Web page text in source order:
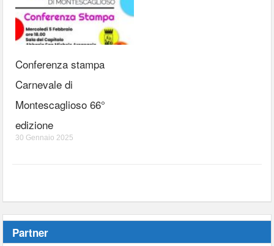
Conferenza stampa
Carnevale di
Montescaglioso 66°
edizione
30 Gennaio 2025
Partner